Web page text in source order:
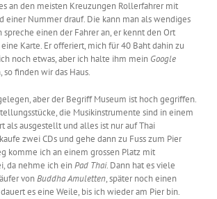
an den meisten Kreuzungen Rollerfahrer mit
einer Nummer drauf. Die kann man als wendiges
spreche einen der Fahrer an, er kennt den Ort
Karte. Er offeriert, mich für 40 Baht dahin zu
noch etwas, aber ich halte ihm mein Google
finden wir das Haus.
aber der Begriff Museum ist hoch gegriffen.
die Musikinstrumente sind in einem
als ausgestellt und alles ist nur auf Thai
zwei CDs und gehe dann zu Fuss zum Pier
komme ich an einem grossen Platz mit
da nehme ich einPad Thai. Dann hat es viele
vonBuddha Amuletten, später noch einen
es eine Weile, bis ich wieder am Pier bin.